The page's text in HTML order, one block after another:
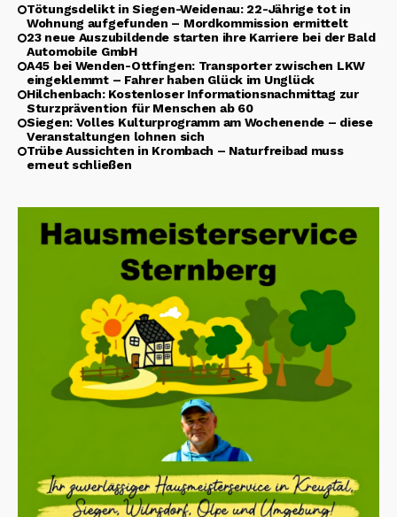
Tötungsdelikt in Siegen-Weidenau: 22-Jährige tot in
Wohnung aufgefunden – Mordkommission ermittelt
23 neue Auszubildende starten ihre Karriere bei der Bald
Automobile GmbH
A45 bei Wenden-Ottfingen: Transporter zwischen LKW
eingeklemmt – Fahrer haben Glück im Unglück
Hilchenbach: Kostenloser Informationsnachmittag zur
Sturzprävention für Menschen ab 60
Siegen: Volles Kulturprogramm am Wochenende – diese
Veranstaltungen lohnen sich
Trübe Aussichten in Krombach – Naturfreibad muss
erneut schließen